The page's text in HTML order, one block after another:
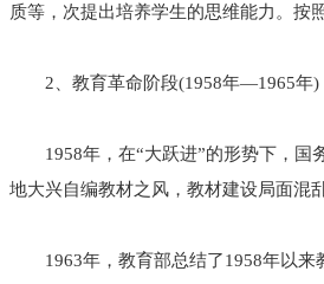
质等，次提出培养学生的思维能力。按
2、教育革命阶段(1958年—1965年)
1958年，在“大跃进”的形势下，
地大兴自编教材之风，教材建设局面混
1963年，教育部总结了1958年以